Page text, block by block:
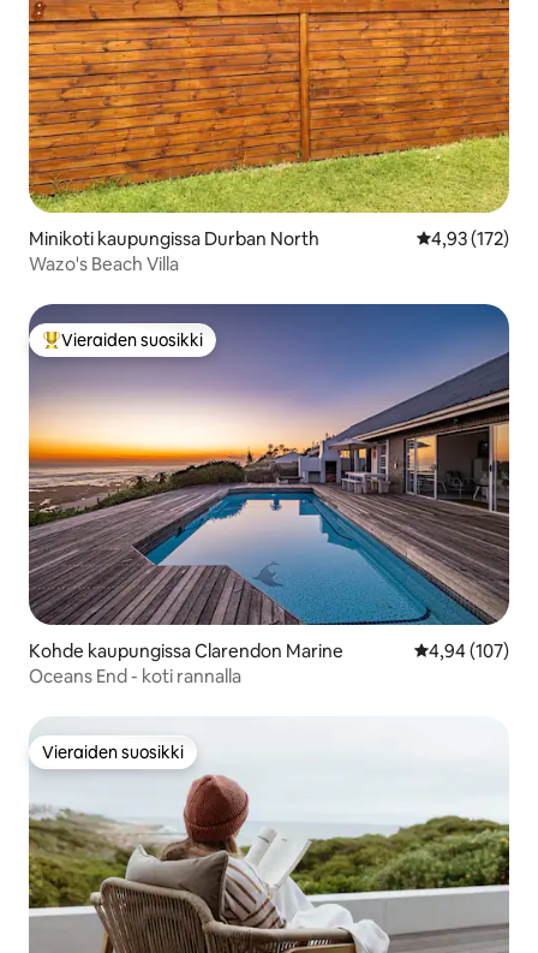
Minikoti kaupungissa Durban North
4,93 (172)
Wazo's Beach Villa
Vieraiden suosikkien parhaimmistoa
Vieraiden suosikki
Kohde kaupungissa Clarendon Marine
4,94 (107)
Oceans End - koti rannalla
Vieraiden suosikki
Vieraiden suosikki